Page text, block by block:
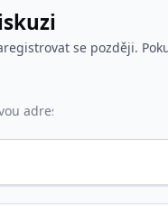
se později.